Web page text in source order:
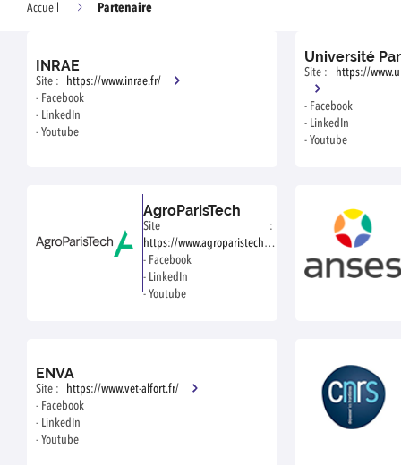
Accueil Partenaire
INRAE
Site :
https://www.inrae.fr/
- Facebook
- LinkedIn
- Youtube
Université
Site : https://
- Facebook
- LinkedIn
- Youtube
AgroParisTech
Site :
https://www.agroparistech.fr/
- Facebook
- LinkedIn
- Youtube
ENVA
Site :
https://www.vet-alfort.fr/
- Facebook
- LinkedIn
- Youtube